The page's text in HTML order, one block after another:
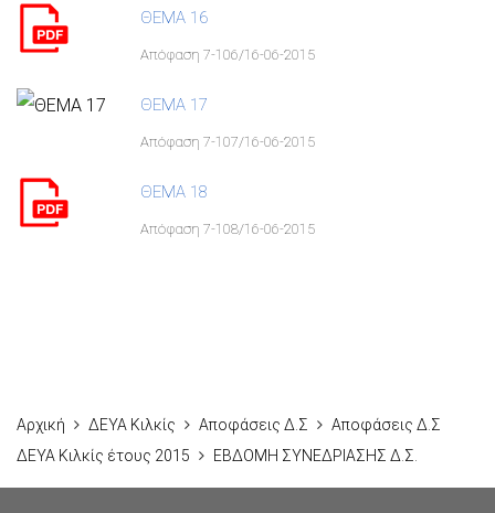
ΘΕΜΑ 16
Απόφαση 7-106/16-06-2015
ΘΕΜΑ 17
Απόφαση 7-107/16-06-2015
ΘΕΜΑ 18
Απόφαση 7-108/16-06-2015
Αρχική ΔΕΥΑ Κιλκίς Αποφάσεις Δ.Σ
Αποφάσεις Δ.Σ
ΔΕΥΑ Κιλκίς έτους 2015
ΕΒΔΟΜΗ ΣΥΝΕΔΡΙΑΣΗΣ Δ.Σ.